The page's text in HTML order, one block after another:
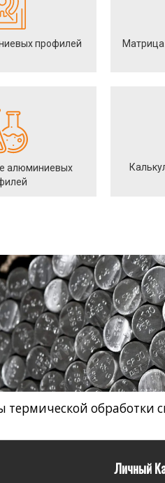
профилей
Матрица
алюминиевых
термической обработки
Личный